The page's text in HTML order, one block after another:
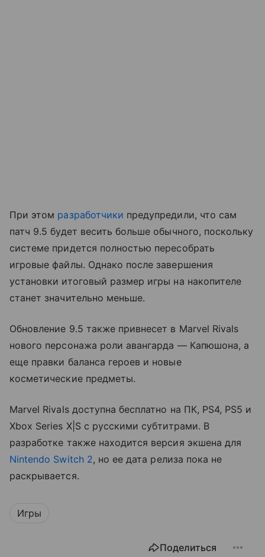
При этом разработчики предупредили, что сам
патч 9.5 будет весить больше обычного, поскольку
системе придется полностью пересобрать
игровые файлы. Однако после завершения
установки итоговый размер игры на накопителе
станет значительно меньше.
Обновление 9.5 также привнесет в Marvel Rivals
нового персонажа роли авангарда — Капюшона, а
еще правки баланса героев и новые
косметические предметы.
Marvel Rivals доступна бесплатно на ПК, PS4, PS5 и
Xbox Series X|S с русскими субтитрами. В
разработке также находится версия экшена для
Nintendo Switch 2, но ее дата релиза пока не
раскрывается.
Игры
Поделиться